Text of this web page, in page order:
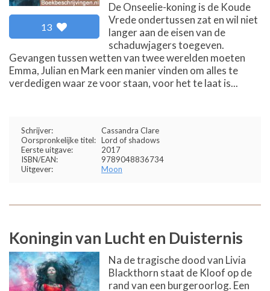
13
De Onseelie-koning is de Koude
Vrede ondertussen zat en wil niet
langer aan de eisen van de
schaduwjagers toegeven.
Gevangen tussen wetten van twee werelden moeten
Emma, Julian en Mark een manier vinden om alles te
verdedigen waar ze voor staan, voor het te laat is...
Schrijver:
Cassandra Clare
Oorspronkelijke titel: Lord of shadows
Eerste uitgave:
2017
ISBN/EAN:
9789048836734
Uitgever:
Moon
Koningin van Lucht en Duisternis
Na de tragische dood van Livia
Blackthorn staat de Kloof op de
rand van een burgeroorlog. Een